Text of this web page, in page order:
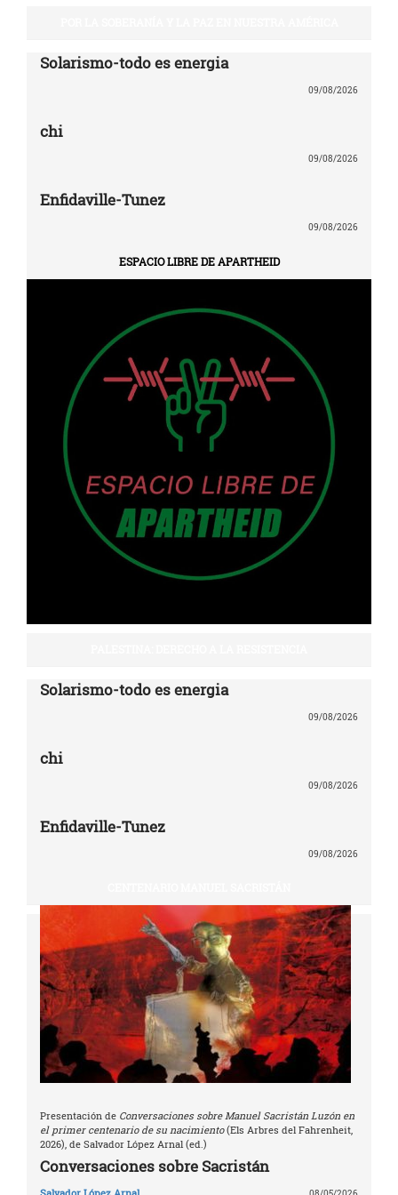
Solarismo-todo es energia
09/08/2026
chi
09/08/2026
Enfidaville-Tunez
09/08/2026
ESPACIO LIBRE DE APARTHEID
Solarismo-todo es energia
09/08/2026
chi
09/08/2026
Enfidaville-Tunez
09/08/2026
Presentación de Conversaciones sobre Manuel Sacristán Luzón en
el primer centenario de su nacimiento(Els Arbres del Fahrenheit,
2026), de Salvador López Arnal (ed.)
Conversaciones sobre Sacristán